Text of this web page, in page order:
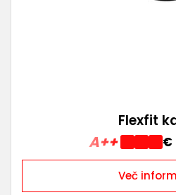
Flexfit
A++ €
Več